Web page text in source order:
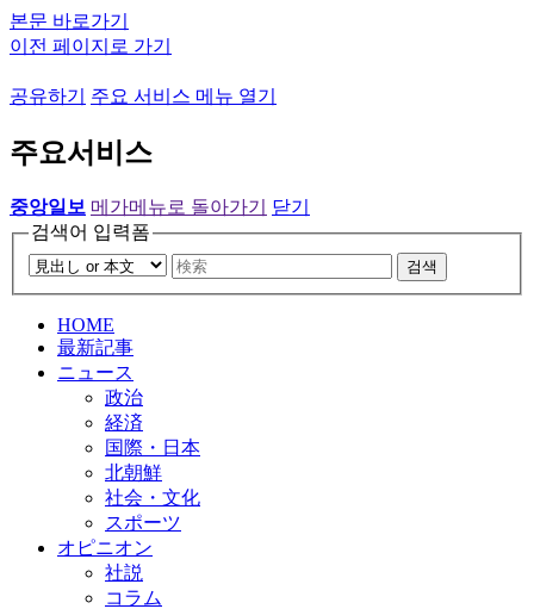
본문 바로가기
이전 페이지로 가기
공유하기 주요 서비스 메뉴 열기
주요서비스
중앙일보 메가메뉴로 돌아가기
닫기
검색어 입력폼
검색
HOME
最新記事
ニュース
政治
経済
国際・日本
北朝鮮
社会・文化
スポーツ
オピニオン
社説
コラム